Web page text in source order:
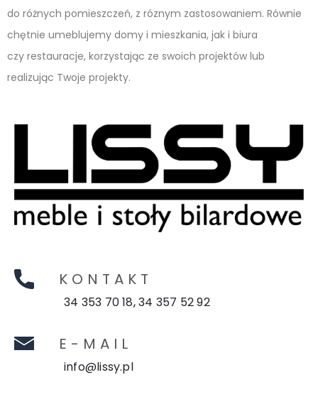
do różnych pomieszczeń, z róznym zastosowaniem. Równie
chętnie umeblujemy domy i mieszkania, jak i biura
czy restauracje, korzystając ze swoich projektów lub
realizując Twoje projekty.
KONTAKT
34 353 70 18,34 357 52 92
E-MAIL
info@lissy.pl